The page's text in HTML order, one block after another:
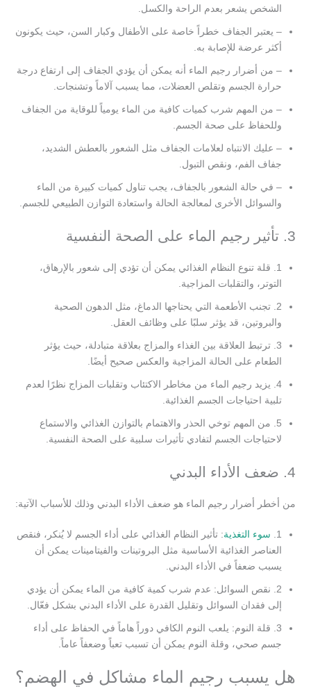
الشخص يشعر بعدم الراحة والكسل.
– يعتبر الجفاف خطراً خاصة على الأطفال وكبار السن، حيث يكونون
أكثر عرضة للإصابة به.
– من أضرار رجيم الماء أنه يمكن أن يؤدي الجفاف إلى ارتفاع درجة
حرارة الجسم وتقلص العضلات، مما يسبب آلاماً وتشنجات.
– من المهم شرب كميات كافية من الماء يومياً للوقاية من الجفاف
وللحفاظ على صحة الجسم.
– عليك الانتباه لعلامات الجفاف مثل الشعور بالعطش الشديد،
جفاف الفم، ونقص التبول.
– في حالة الشعور بالجفاف، يجب تناول كميات كبيرة من الماء
والسوائل الأخرى لمعالجة الحالة واستعادة التوازن الطبيعي للجسم.
3. تأثير رجيم الماء على الصحة النفسية
1. قلة تنوع النظام الغذائي يمكن أن تؤدي إلى شعور بالإرهاق،
التوتر، والتقلبات المزاجية.
2. تجنب الأطعمة التي يحتاجها الدماغ، مثل الدهون الصحية
والبروتين، قد يؤثر سلبًا على وظائف العقل.
3. ترتبط العلاقة بين الغذاء والمزاج بعلاقة متبادلة، حيث يؤثر
الطعام على الحالة المزاجية والعكس صحيح أيضًا.
4. يزيد رجيم الماء من مخاطر الاكتئاب وتقلبات المزاج نظرًا لعدم
تلبية احتياجات الجسم الغذائية.
5. من المهم توخي الحذر والاهتمام بالتوازن الغذائي والاستماع
لاحتياجات الجسم لتفادي تأثيرات سلبية على الصحة النفسية.
4. ضعف الأداء البدني
من أخطر أضرار رجيم الماء هو ضعف الأداء البدني وذلك للأسباب الآتية:
1. سوء التغذية: تأثير النظام الغذائي على أداء الجسم لا يُنكر، فنقص
العناصر الغذائية الأساسية مثل البروتينات والفيتامينات يمكن أن
يسبب ضعفاً في الأداء البدني.
2. نقص السوائل: عدم شرب كمية كافية من الماء يمكن أن يؤدي
إلى فقدان السوائل وتقليل القدرة على الأداء البدني بشكل فعّال.
3. قلة النوم: يلعب النوم الكافي دوراً هاماً في الحفاظ على أداء
جسم صحي، وقلة النوم يمكن أن تسبب تعباً وضعفاً عاماً.
هل يسبب رجيم الماء مشاكل في الهضم؟